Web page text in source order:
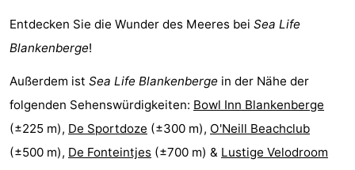
Küstetram
Medizin
Adressen
Region
Zeeuws-
Vlaanderen
-
Nieuwvliet
-
Entdecken Sie die Wunder des Meeres bei Sea Life
Blankenberge!
Außerdem ist Sea Life Blankenberge in der Nähe der
folgenden Sehenswürdigkeiten: Bowl Inn Blankenberge
(±225 m), De Sportdoze (±300 m), O'Neill Beachclub
(±500 m), De Fonteintjes (±700 m) & Lustige Velodroom